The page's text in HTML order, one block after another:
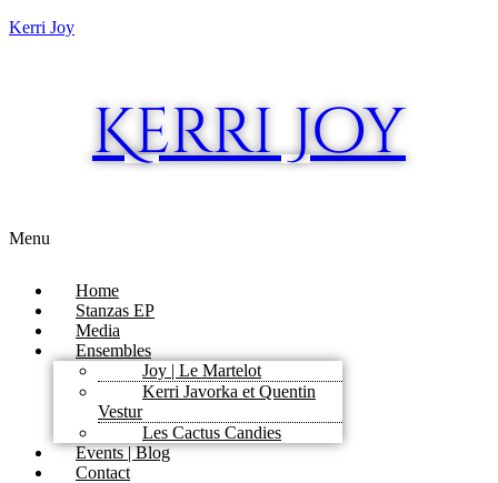
Kerri Joy
Kerri Joy
Menu
Home
Stanzas EP
Media
Ensembles
Joy | Le Martelot
Kerri Javorka et Quentin
Vestur
Les Cactus Candies
Events | Blog
Contact